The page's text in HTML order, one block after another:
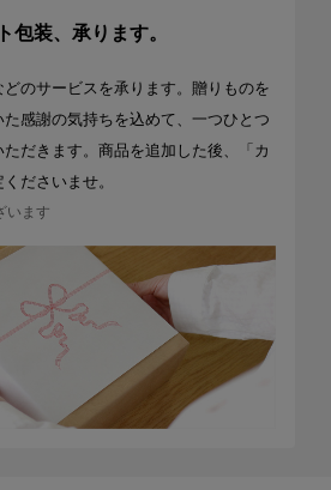
包装、承ります。
のサービスを承ります。贈りものを
感謝の気持ちを込めて、一つひとつ
だきます。商品を追加した後、「カ
ださいませ。
います